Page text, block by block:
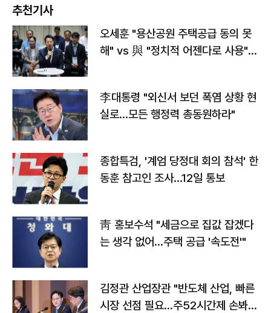
추천기사
오세훈 "용산공원 주택공급 동의 못
해" vs 與 "정치적 어젠다로 사용"
李대통령 "외신서 보던 폭염 상황 현
실로…모든 행정력 총동원하라"
종합특검, '계엄 당정대 회의 참석' 한
동훈 참고인 조사...12일 통보
靑 홍보수석 "세금으로 집값 잡겠다
는 생각 없어…주택 공급 '속도전'"
김정관 산업장관 "반도체 산업, 빠른
시장 선점 필요…주52시간제 손봐